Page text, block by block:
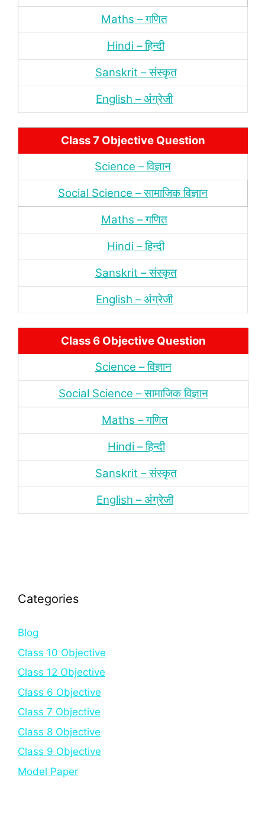
Maths – गणित
Hindi – हिन्‍दी
Sanskrit – संस्‍कृत
English – अंंग्रेजी
Class 7 Objective Question
Science – विज्ञान
Social Science – सामाजिक विज्ञान
Maths – गणित
Hindi – हिन्‍दी
Sanskrit – संस्‍कृत
English – अंंग्रेजी
Class 6 Objective Question
Science – विज्ञान
Social Science – सामाजिक विज्ञान
Maths – गणित
Hindi – हिन्‍दी
Sanskrit – संस्‍कृत
English – अंंग्रेजी
Categories
Blog
Class 10 Objective
Class 12 Objective
Class 6 Objective
Class 7 Objective
Class 8 Objective
Class 9 Objective
Model Paper